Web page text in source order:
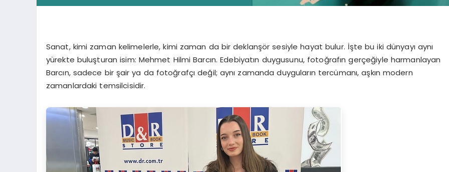
Sanat, kimi zaman kelimelerle, kimi zaman da bir deklanşör sesiyle hayat bulur. İşte bu iki dünyayı aynı
yürekte buluşturan isim: Mehmet Hilmi Barcın. Edebiyatın duygusunu, fotoğrafın gerçeğiyle harmanlayan
Barcın, sadece bir şair ya da fotoğrafçı değil; aynı zamanda duyguların tercümanı, aşkın modern
zamanlardaki temsilcisidir.